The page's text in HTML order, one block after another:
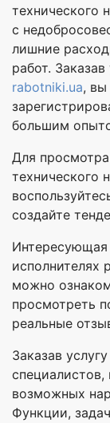
технического
с
лишние
работ.
rabotniki.ua, вы
большим
Для
технического
создайте
Интересующая
исполнителях
можно
просмотреть
реальные
Заказав
возможных
Функции,